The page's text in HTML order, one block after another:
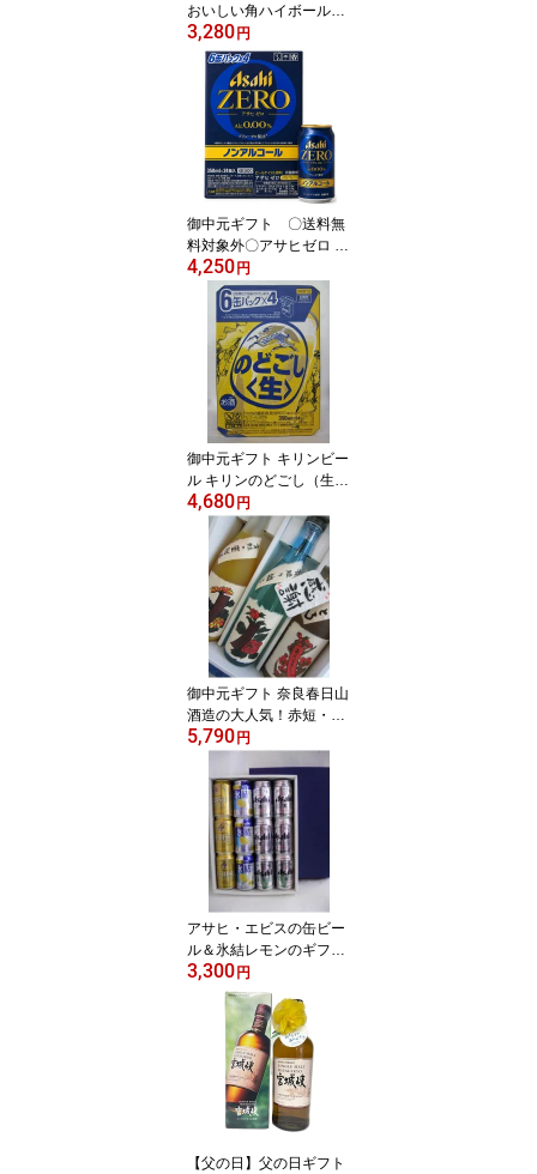
おいしい角ハイボールを
作ろう 角瓶ハイボール
御中元 ギフトセット プ
レゼント 贈り物 ウイス
キー 感謝 御礼
3,280 円
御中元ギフト 〇送料無
料対象外〇アサヒゼロ Z
ERO ノンアルコールビ
ール 350ml 24缶入 1ケー
ス (24本) ◇ 1配送、2
ケースまで(同梱)一個口
分の送料でお届け◇
4,250 円
御中元ギフト キリンビー
ル キリンのどごし（生）
第3のビール 1ケース
（350ml×24本）◇1配
送、2ケースまで(同梱)一
個口分の送料でお届け◇
4,680 円
御中元ギフト 奈良春日山
酒造の大人気！赤短・青
短花札のリキュールギフ
フト プレゼント 贈り物
お歳暮 母の日 父の日 お
誕生日
5,790 円
アサヒ・エビスの缶ビー
ル＆氷結レモンのギフ
ト 御歳暮・御祝・感
謝・お誕生日・御礼
3,300 円
【父の日】父の日ギフト